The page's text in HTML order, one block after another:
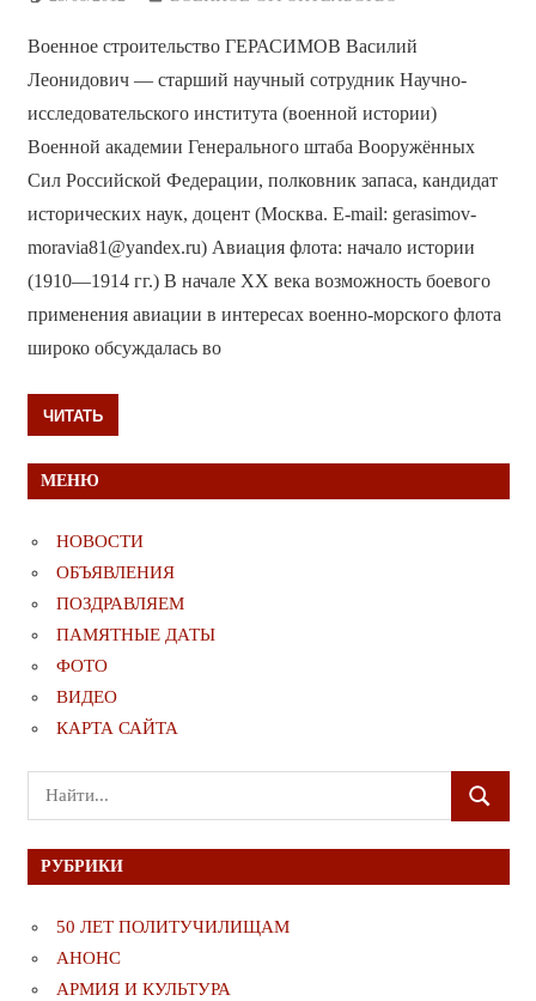
Военное строительство ГЕРАСИМОВ Василий
Леонидович — старший научный сотрудник Научно-
исследовательского института (военной истории)
Военной академии Генерального штаба Вооружённых
Сил Российской Федерации, полковник запаса, кандидат
исторических наук, доцент (Москва. E-mail: gerasimov-
moravia81@yandex.ru) Авиация флота: начало истории
(1910—1914 гг.) В начале ХХ века возможность боевого
применения авиации в интересах военно-морского флота
широко обсуждалась во
ЧИТАТЬ
МЕНЮ
НОВОСТИ
ОБЪЯВЛЕНИЯ
ПОЗДРАВЛЯЕМ
ПАМЯТНЫЕ ДАТЫ
ФОТО
ВИДЕО
КАРТА САЙТА
Поиск
для:
ПОИСК
РУБРИКИ
50 ЛЕТ ПОЛИТУЧИЛИЩАМ
АНОНС
АРМИЯ И КУЛЬТУРА